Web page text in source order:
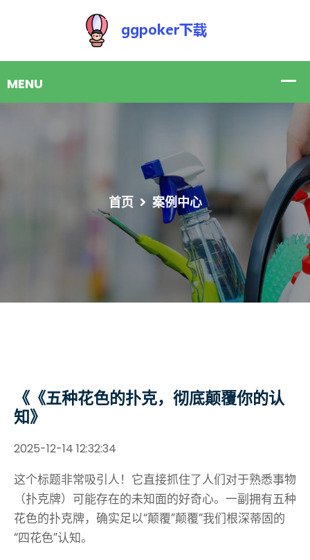
首页 案例中心
《《五种花色的扑克，彻底颠覆你的认
知》
2025-12-14 12:32:34
这个标题非常吸引人！它直接抓住了人们对于熟悉事物
（扑克牌）可能存在的未知面的好奇心。一副拥有五种
花色的扑克牌，确实足以“颠覆”颠覆”我们根深蒂固的
“四花色”认知。